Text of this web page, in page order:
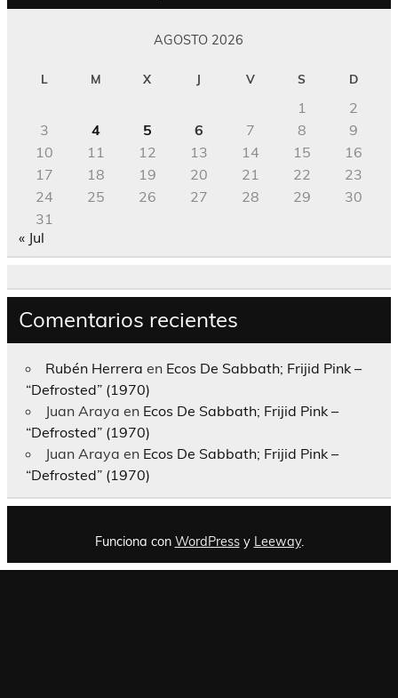
AGOSTO 2026
L M X J V S D
1
2
3
4 5 6 7 8
9
10
11 12 13 14 15
16
17
18 19 20 21 22
23
24
25 26 27 28 29
30
31
« Jul
Comentarios recientes
Rubén Herrera en Ecos De Sabbath; Frijid Pink –
“Defrosted” (1970)
Juan Araya en Ecos De Sabbath; Frijid Pink –
“Defrosted” (1970)
Juan Araya en Ecos De Sabbath; Frijid Pink –
“Defrosted” (1970)
Funciona con WordPressy Leeway.